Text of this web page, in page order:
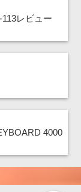
レビュー
4000